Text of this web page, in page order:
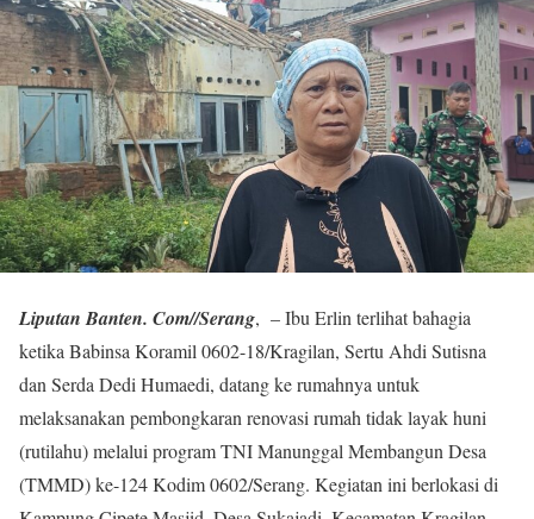
Liputan Banten. Com//Serang, – Ibu Erlin terlihat bahagia
ketika Babinsa Koramil 0602-18/Kragilan, Sertu Ahdi Sutisna
dan Serda Dedi Humaedi, datang ke rumahnya untuk
melaksanakan pembongkaran renovasi rumah tidak layak huni
(rutilahu) melalui program TNI Manunggal Membangun Desa
(TMMD) ke-124 Kodim 0602/Serang. Kegiatan ini berlokasi di